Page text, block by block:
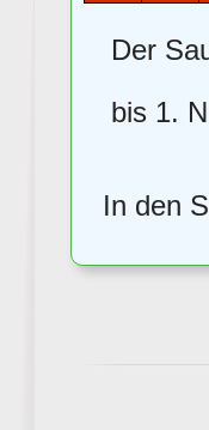
Der
bis 1.
In den